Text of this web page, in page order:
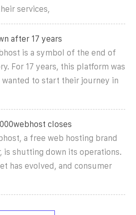
services,
after 17 years
is a symbol of the end of
For 17 years, this platform was
wanted to start their journey in
closes
a free web hosting brand
is shutting down its operations.
has evolved, and consumer